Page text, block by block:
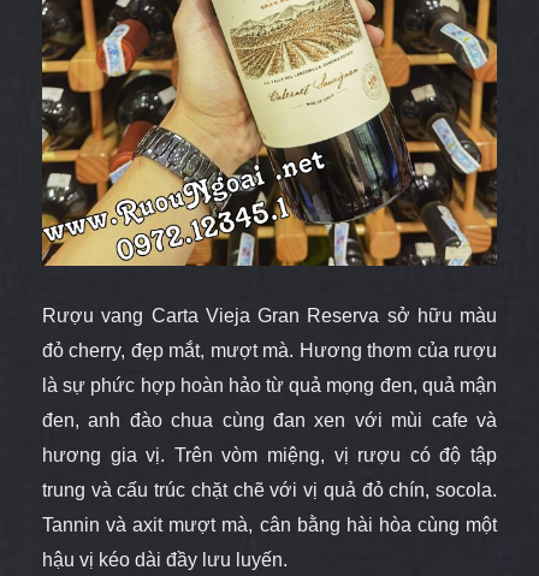
Rượu vang Carta Vieja Gran Reserva sở hữu màu
đỏ cherry, đẹp mắt, mượt mà. Hương thơm của rượu
là sự phức hợp hoàn hảo từ quả mọng đen, quả mận
đen, anh đào chua cùng đan xen với mùi cafe và
hương gia vị. Trên vòm miệng, vị rượu có độ tập
trung và cấu trúc chặt chẽ với vị quả đỏ chín, socola.
Tannin và axit mượt mà, cân bằng hài hòa cùng một
hậu vị kéo dài đầy lưu luyến.